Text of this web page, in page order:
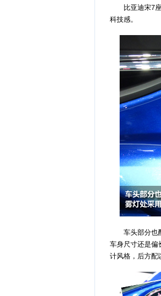
比亚迪宋7座
科技感。
车头部分也配
车身尺寸还是偏
计风格，后方配